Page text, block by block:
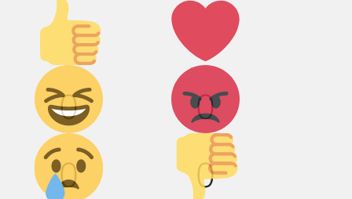
Палец
вверх!
0
Лайк!
0
Дикий
смех!
0
Агрессия!
0
Грусть :(
Палец
вниз!